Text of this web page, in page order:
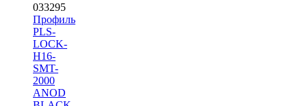
033295
Профиль
PLS-
LOCK-
H16-
SMT-
2000
ANOD